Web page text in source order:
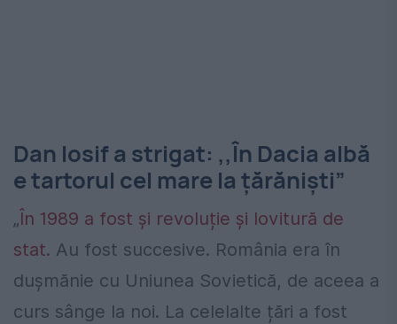
Dan Iosif a strigat: ,,În Dacia albă
e tartorul cel mare la țărăniști”
„În 1989 a fost și revoluție și lovitură de
stat. Au fost succesive. România era în
dușmănie cu Uniunea Sovietică, de aceea a
curs sânge la noi. La celelalte țări a fost